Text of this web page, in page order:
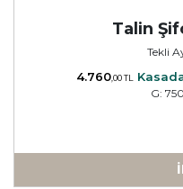
Talin
Tekli
4.760,00 TL
G: